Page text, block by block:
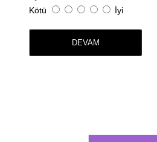
Kötü İyi
DEVAM